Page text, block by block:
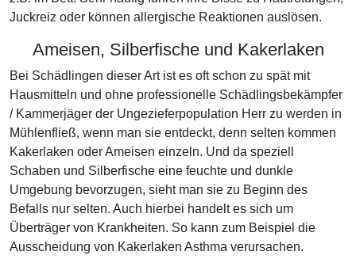
Juckreiz oder können allergische Reaktionen auslösen.
Ameisen, Silberfische und Kakerlaken
Bei Schädlingen dieser Art ist es oft schon zu spät mit
Hausmitteln und ohne professionelle Schädlingsbekämpfer
/ Kammerjäger der Ungezieferpopulation Herr zu werden in
Mühlenfließ, wenn man sie entdeckt, denn selten kommen
Kakerlaken oder Ameisen einzeln. Und da speziell
Schaben und Silberfische eine feuchte und dunkle
Umgebung bevorzugen, sieht man sie zu Beginn des
Befalls nur selten. Auch hierbei handelt es sich um
Überträger von Krankheiten. So kann zum Beispiel die
Ausscheidung von Kakerlaken Asthma verursachen.